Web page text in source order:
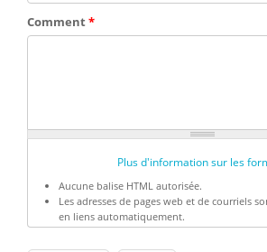
Comment*
Plus d'information sur les
Aucune balise HTML autorisée.
Les adresses de pages web et de courriels
en liens automatiquement.